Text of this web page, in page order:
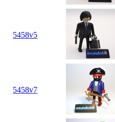
5458v5
5458v7